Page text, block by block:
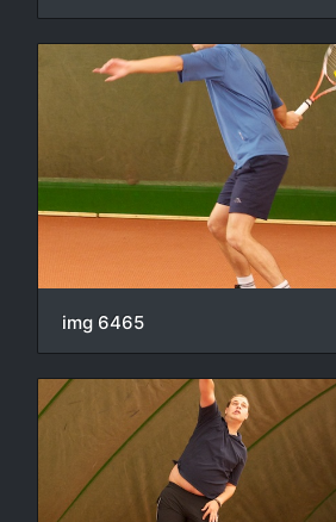
img 6465